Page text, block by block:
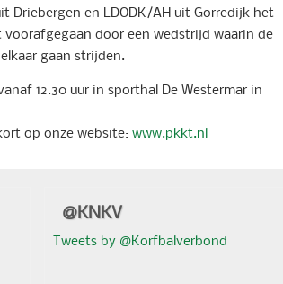
Driebergen en LDODK/AH uit Gorredijk het
door een wedstrijd waarin de
gaan strijden.
12.30 uur in sporthal De Westermar in
op onze website: www.pkkt.nl
@KNKV
Tweets by @Korfbalverbond